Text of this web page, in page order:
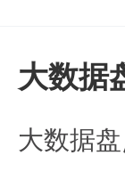
大数据
大数据